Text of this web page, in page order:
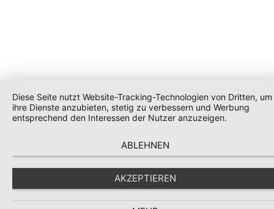
Diese Seite nutzt Website-Tracking-Technologien von Dritten, um
ihre Dienste anzubieten, stetig zu verbessern und Werbung
entsprechend den Interessen der Nutzer anzuzeigen.
ABLEHNEN
AKZEPTIEREN